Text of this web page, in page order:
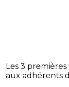
Les 3
aux adhérents